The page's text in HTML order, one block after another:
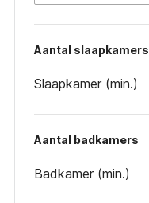
Aantal slaapkamers
Slaapkamer (min.)
Aantal badkamers
Badkamer (min.)